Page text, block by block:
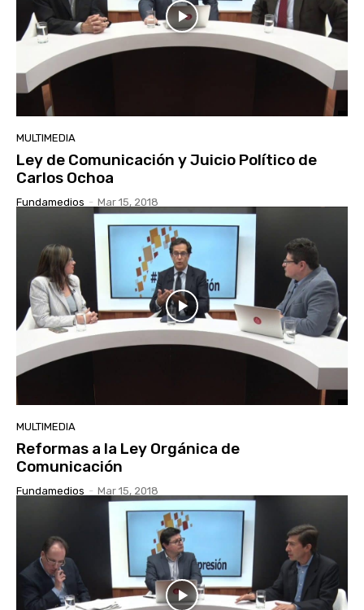
MULTIMEDIA
Ley de Comunicación y Juicio Político de
Carlos Ochoa
Fundamedios - Mar 15, 2018
MULTIMEDIA
Reformas a la Ley Orgánica de
Comunicación
Fundamedios - Mar 15, 2018